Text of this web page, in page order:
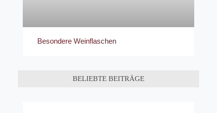
Besondere Weinflaschen
BELIEBTE BEITRÄGE